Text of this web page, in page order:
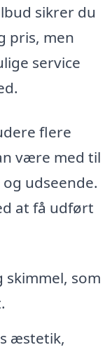
sikrer du
pris, men
service
flere
være med til
udseende.
at få udført
skimmel, som
æstetik,